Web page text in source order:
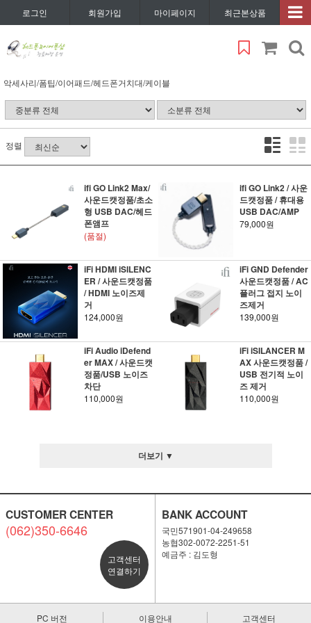
로그인 회원가입 마이페이지 최근본상품
악세사리/폼팁/이어패드/헤드폰거치대/케이블
정렬
ifi GO Link2 Max/
사운드캣정품/초소
형 USB DAC/헤드
폰앰프
(품절)
ifi GO Link2 / 사운
드캣정품 / 휴대용
USB DAC/AMP
79,000원
iFi HDMI iSILENC
ER / 사운드캣정품
/ HDMI 노이즈제
거
124,000원
iFi GND Defender
사운드캣정품 / AC
플러그 접지 노이
즈제거
139,000원
iFi Audio iDefend
er MAX / 사운드캣
정품/USB 노이즈
차단
110,000원
iFi iSILANCER M
AX 사운드캣정품 /
USB 전기적 노이
즈 제거
110,000원
더보기 ▼
CUSTOMER CENTER
(062)350-6646
고객센터
연결하기
BANK ACCOUNT
국민571901-04-249658
농협302-0072-2251-51
예금주 : 김도형
PC 버전 이용안내 고객센터